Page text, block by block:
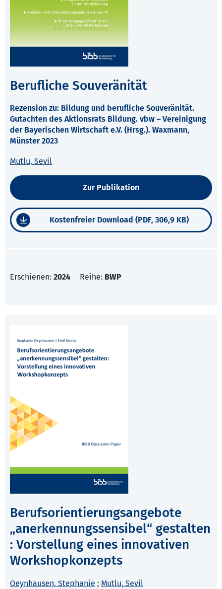
Berufliche Souveränität
Rezension zu: Bildung und berufliche Souveränität.
Gutachten des Aktionsrats Bildung. vbw – Vereinigung
der Bayerischen Wirtschaft e.V. (Hrsg.). Waxmann,
Münster 2023
Mutlu, Sevil
Zur Publikation
Kostenfreier Download (PDF, 306,9 KB)
Erschienen: 2024 Reihe: BWP
Berufsorientierungsangebote
„anerkennungssensibel“ gestalten
: Vorstellung eines innovativen
Workshopkonzepts
Oeynhausen, Stephanie ; Mutlu, Sevil